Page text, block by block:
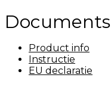
Documents
Product info
Instructie
EU declaratie